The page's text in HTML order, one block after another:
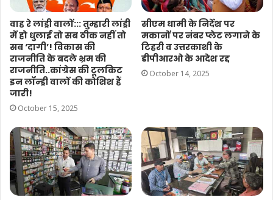
वाह रे लांड्री वालों::: तुम्हारी लांड्री
में हो धुलाई तो सब ठीक नहीं तो
सब ‘दागी’! विकास की
राजनीति के बदले भ्रम की
राजनीति..कांग्रेस की टूलकिट
इन लॉन्ड्री वालों की कोशिश हैं
जारी!
October 15, 2025
सीएम धामी के निर्देश पर
मकानों पर नंबर प्लेट लगाने के
टिहरी व उत्तरकाशी के
डीपीआरओ के आदेश रद्द
October 14, 2025